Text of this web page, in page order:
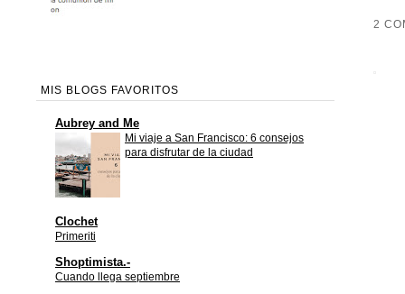
2
MIS BLOGS FAVORITOS
Aubrey and Me
Mi viaje a San Francisco: 6 consejos
para disfrutar de la ciudad
Clochet
Primeriti
Shoptimista.-
Cuando llega septiembre